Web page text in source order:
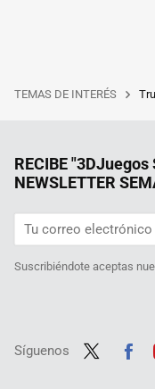
TEMAS DE INTERÉS
RECIBE
NEWSLETTER
Suscribiéndote aceptas
Síguenos